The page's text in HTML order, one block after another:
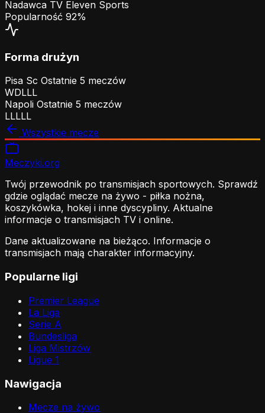
Nadawca TV Eleven Sports
Popularność 92%
Forma drużyn
Pisa Sc Ostatnie 5 meczów
WDLLL
Napoli Ostatnie 5 meczów
LLLLL
Wszystkie mecze
Meczyki.org
Twój przewodnik po transmisjach sportowych. Sprawdź
gdzie oglądać mecze na żywo - piłka nożna,
koszykówka, hokej i inne dyscypliny. Aktualne
informacje o transmisjach TV i online.
Dane aktualizowane na bieżąco. Informacje o
transmisjach mają charakter informacyjny.
Popularne ligi
Premier League
La Liga
Serie A
Bundesliga
Liga Mistrzów
Ligue 1
Nawigacja
Mecze na żywo